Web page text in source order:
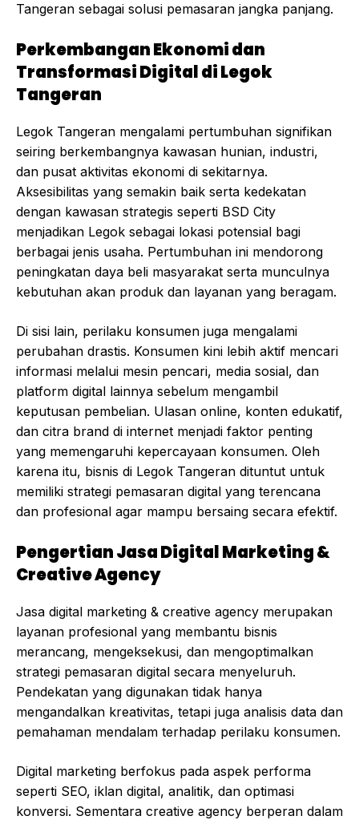
Tangeran sebagai solusi pemasaran jangka panjang.
Perkembangan Ekonomi dan
Transformasi Digital di Legok
Tangeran
Legok Tangeran mengalami pertumbuhan signifikan
seiring berkembangnya kawasan hunian, industri,
dan pusat aktivitas ekonomi di sekitarnya.
Aksesibilitas yang semakin baik serta kedekatan
dengan kawasan strategis seperti BSD City
menjadikan Legok sebagai lokasi potensial bagi
berbagai jenis usaha. Pertumbuhan ini mendorong
peningkatan daya beli masyarakat serta munculnya
kebutuhan akan produk dan layanan yang beragam.
Di sisi lain, perilaku konsumen juga mengalami
perubahan drastis. Konsumen kini lebih aktif mencari
informasi melalui mesin pencari, media sosial, dan
platform digital lainnya sebelum mengambil
keputusan pembelian. Ulasan online, konten edukatif,
dan citra brand di internet menjadi faktor penting
yang memengaruhi kepercayaan konsumen. Oleh
karena itu, bisnis di Legok Tangeran dituntut untuk
memiliki strategi pemasaran digital yang terencana
dan profesional agar mampu bersaing secara efektif.
Pengertian Jasa Digital Marketing &
Creative Agency
Jasa digital marketing & creative agency merupakan
layanan profesional yang membantu bisnis
merancang, mengeksekusi, dan mengoptimalkan
strategi pemasaran digital secara menyeluruh.
Pendekatan yang digunakan tidak hanya
mengandalkan kreativitas, tetapi juga analisis data dan
pemahaman mendalam terhadap perilaku konsumen.
Digital marketing berfokus pada aspek performa
seperti SEO, iklan digital, analitik, dan optimasi
konversi. Sementara creative agency berperan dalam